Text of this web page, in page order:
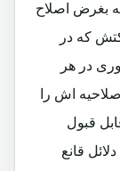
بغرض اصلاح
که در
در هر
اش را
قبول
قانع